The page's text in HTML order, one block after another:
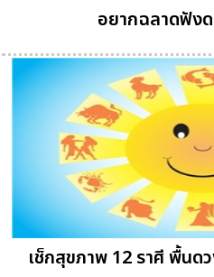
อยากฉลาดฟัง
เช็กสุขภาพ 12 ราศี พื้นด